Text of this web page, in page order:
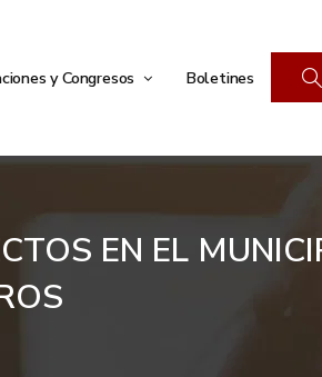
y Congresos Boletines
EN EL